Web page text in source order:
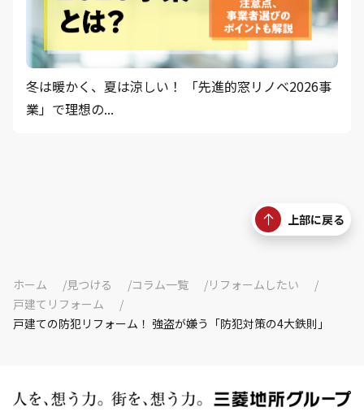
冬は暖かく、夏は涼しい！ 「先進的窓リノベ2026事
業」で理想の...
上部に戻る
ホーム 見つける コラム一覧
リフォームしたい
戸建てリフォーム
戸建ての防犯リフォーム！ 強盗が嫌う「防犯対策の4大鉄則」